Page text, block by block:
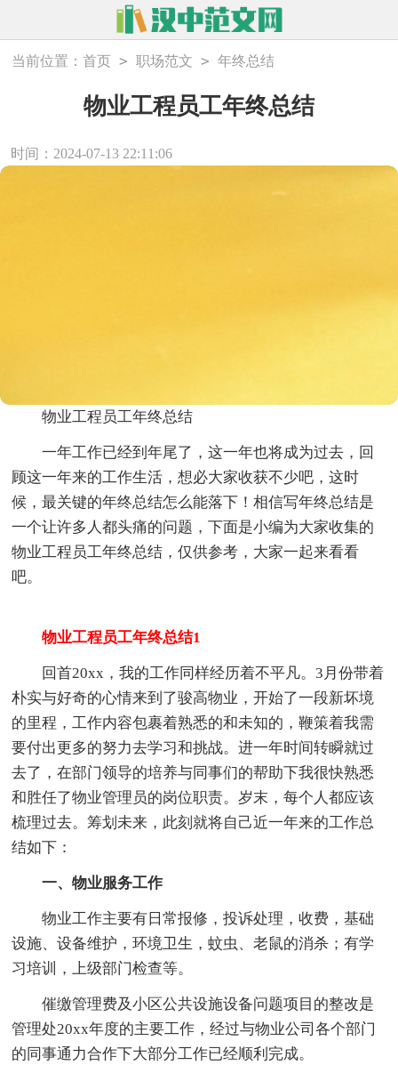
当前位置：首页 > 职场范文 > 年终总结
物业工程员工年终总结
时间：2024-07-13 22:11:06
物业工程员工年终总结
一年工作已经到年尾了，这一年也将成为过去，回
顾这一年来的工作生活，想必大家收获不少吧，这时
候，最关键的年终总结怎么能落下！相信写年终总结是
一个让许多人都头痛的问题，下面是小编为大家收集的
物业工程员工年终总结，仅供参考，大家一起来看看
吧。
物业工程员工年终总结1
回首20xx，我的工作同样经历着不平凡。3月份带着
朴实与好奇的心情来到了骏高物业，开始了一段新坏境
的里程，工作内容包裹着熟悉的和未知的，鞭策着我需
要付出更多的努力去学习和挑战。进一年时间转瞬就过
去了，在部门领导的培养与同事们的帮助下我很快熟悉
和胜任了物业管理员的岗位职责。岁末，每个人都应该
梳理过去。筹划未来，此刻就将自己近一年来的工作总
结如下：
一、物业服务工作
物业工作主要有日常报修，投诉处理，收费，基础
设施、设备维护，环境卫生，蚊虫、老鼠的消杀；有学
习培训，上级部门检查等。
催缴管理费及小区公共设施设备问题项目的整改是
管理处20xx年度的主要工作，经过与物业公司各个部门
的同事通力合作下大部分工作已经顺利完成。